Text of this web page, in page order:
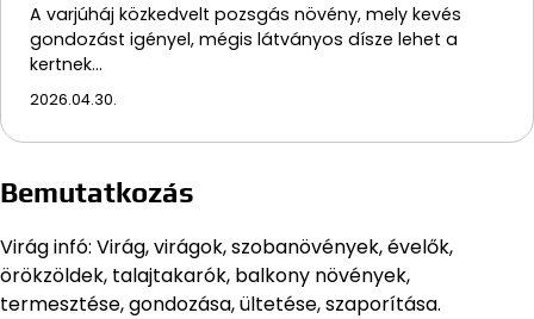
A varjúháj közkedvelt pozsgás növény, mely kevés
gondozást igényel, mégis látványos dísze lehet a
kertnek…
2026.04.30.
Bemutatkozás
Virág infó: Virág, virágok, szobanövények, évelők,
örökzöldek, talajtakarók, balkony növények,
termesztése, gondozása, ültetése, szaporítása.